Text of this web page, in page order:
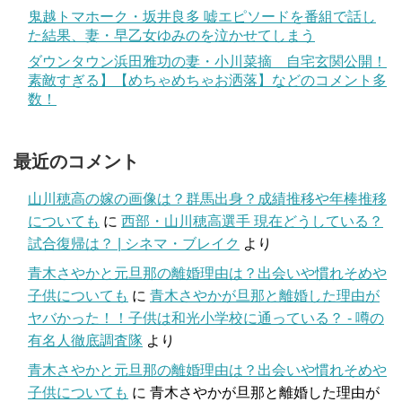
鬼越トマホーク・坂井良多 嘘エピソードを番組で話し
た結果、妻・早乙女ゆみのを泣かせてしまう
ダウンタウン浜田雅功の妻・小川菜摘 自宅玄関公開！
素敵すぎる】【めちゃめちゃお洒落】などのコメント多
数！
最近のコメント
山川穂高の嫁の画像は？群馬出身？成績推移や年棒推移
についても に 西部・山川穂高選手 現在どうしている？
試合復帰は？ | シネマ・ブレイク より
青木さやかと元旦那の離婚理由は？出会いや慣れそめや
子供についても に 青木さやかが旦那と離婚した理由が
ヤバかった！！子供は和光小学校に通っている？ - 噂の
有名人徹底調査隊 より
青木さやかと元旦那の離婚理由は？出会いや慣れそめや
子供についても に 青木さやかが旦那と離婚した理由が